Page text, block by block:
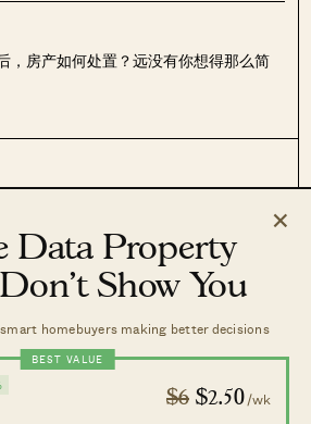
×
Data Property
Show You
homebuyers making better decisions
BEST VALUE
$6 $2.50/wk
，房产如何处置？远没有你想得那么简
市场动态
案例分析
资讯
屋主故事
住宅导览